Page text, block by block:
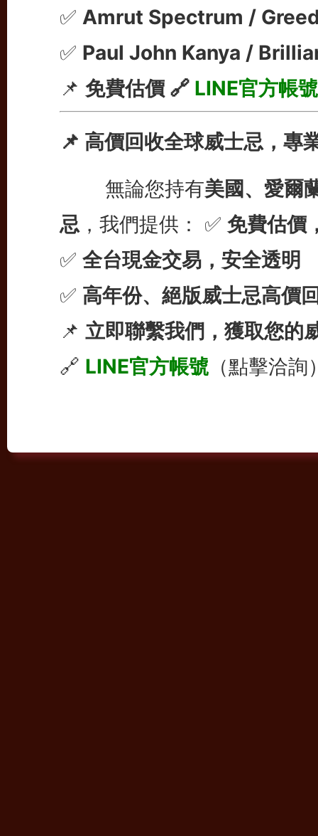
✅ Amrut Spectrum /
✅ Paul John Kanya /
📌 免費估價 🔗 LINE官方帳號
📌 高價回收全球威士忌，專
無論您持有美國、愛爾
忌，我們提供： ✅ 免費估價
✅ 全台現金交易，安全透明
✅ 高年份、絕版威士忌高價
📌 立即聯繫我們，獲取您的
🔗 LINE官方帳號（點擊洽詢